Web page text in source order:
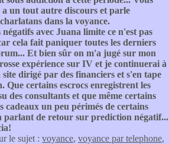
un tout autre discours et parle
dans la voyance.
avec Juana limite ce n'est pas
cela fait paniquer toutes les derniers
Et bien sûr on m'a jugé sur mon
expérience sur IV et je continuerai à
dirigé par des financiers et s'en tape
Que certains escrocs enregistrent les
des consultants et que même certains
cadeaux un peu périmés de certains
parlant de retour sur prediction négatif...
le sujet : voyance, voyance par telephone,